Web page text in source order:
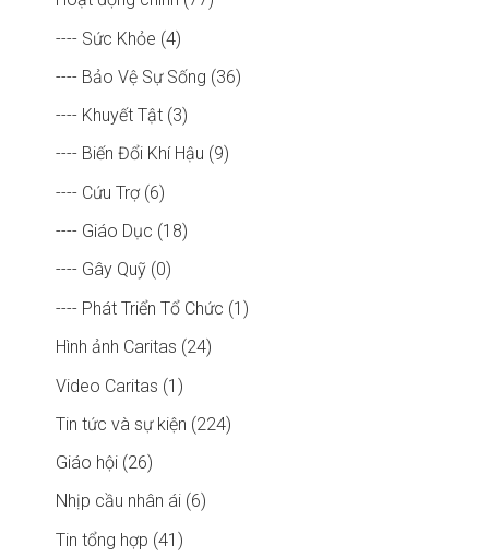
---- Sức Khỏe (4)
---- Bảo Vệ Sự Sống (36)
---- Khuyết Tật (3)
---- Biến Đổi Khí Hậu (9)
---- Cứu Trợ (6)
---- Giáo Dục (18)
---- Gây Quỹ (0)
---- Phát Triển Tổ Chức (1)
Hình ảnh Caritas (24)
Video Caritas (1)
Tin tức và sự kiện (224)
Giáo hội (26)
Nhịp cầu nhân ái (6)
Tin tổng hợp (41)